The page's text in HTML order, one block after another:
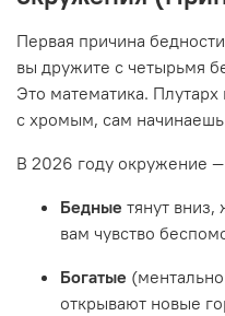
Первая причина
вы дружите с четырьмя
Это математика.
с хромым, сам
В 2026 году окружение —
Бедные тянут
вам чувство
Богатые
открывают новые